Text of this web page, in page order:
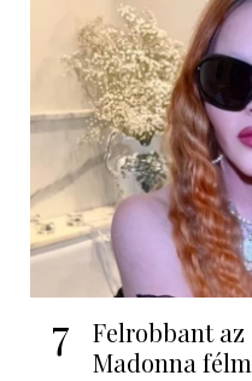
7
Felrobbant az
Madonna